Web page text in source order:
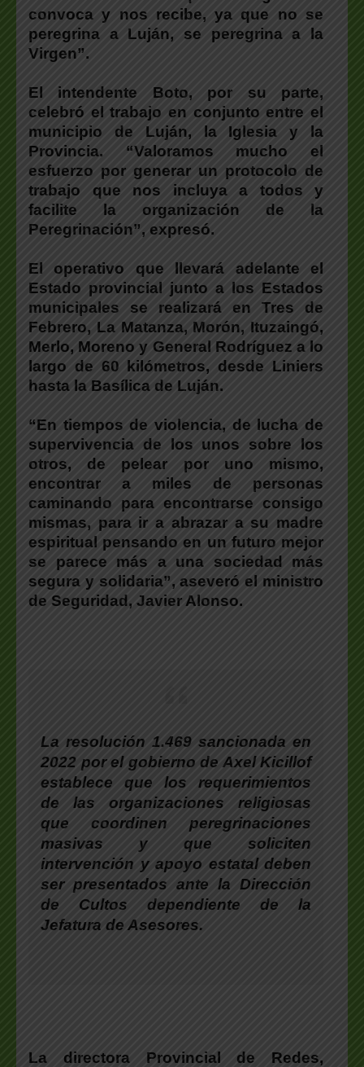
convoca y nos recibe, ya que no se
peregrina a Luján, se peregrina a la
Virgen”.
El intendente Boto, por su parte,
celebró el trabajo en conjunto entre el
municipio de Luján, la Iglesia y la
Provincia. “Valoramos mucho el
esfuerzo por generar un protocolo de
trabajo que nos incluya a todos y
facilite la organización de la
Peregrinación”, expresó.
El operativo que llevará adelante el
Estado provincial junto a los Estados
municipales se realizará en Tres de
Febrero, La Matanza, Morón, Ituzaingó,
Merlo, Moreno y General Rodríguez a lo
largo de 60 kilómetros, desde Liniers
hasta la Basílica de Luján.
“En tiempos de violencia, de lucha de
supervivencia de los unos sobre los
otros, de pelear por uno mismo,
encontrar a miles de personas
caminando para encontrarse consigo
mismas, para ir a abrazar a su madre
espiritual pensando en un futuro mejor
se parece más a una sociedad más
segura y solidaria”, aseveró el ministro
de Seguridad, Javier Alonso.
La resolución 1.469 sancionada en
2022 por el gobierno de Axel Kicillof
establece que los requerimientos
de las organizaciones religiosas
que coordinen peregrinaciones
masivas y que soliciten
intervención y apoyo estatal deben
ser presentados ante la Dirección
de Cultos dependiente de la
Jefatura de Asesores.
La directora Provincial de Redes,